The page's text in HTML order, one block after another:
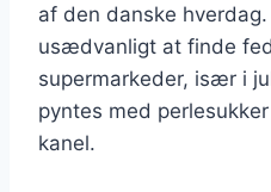
af den danske
usædvanligt at finde
supermarkeder, især i
pyntes med
kanel.